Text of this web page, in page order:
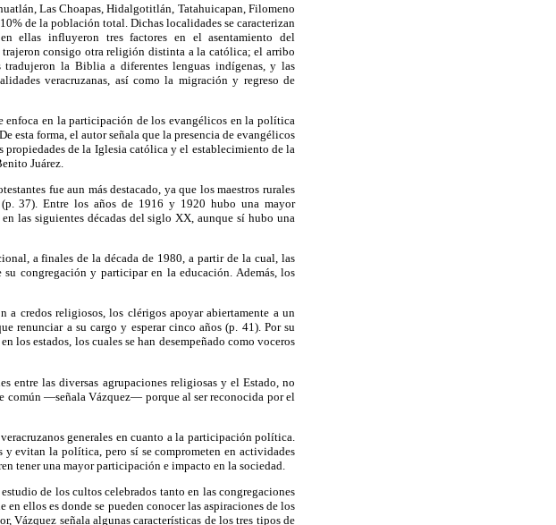
Las Choapas, Hidalgotitlán, Tatahuicapan, Filomeno
de la población total. Dichas localidades se caracterizan
ellas influyeron tres factores en el asentamiento del
consigo otra religión distinta a la católica; el arribo
la Biblia a diferentes lenguas indígenas, y las
veracruzanas, así como la migración y regreso de
enfoca en la participación de los evangélicos en la política
esta forma, el autor señala que la presencia de evangélicos
de la Iglesia católica y el establecimiento de la
Juárez.
fue aun más destacado, ya que los maestros rurales
37). Entre los años de 1916 y 1920 hubo una mayor
las siguientes décadas del siglo XX, aunque sí hubo una
a finales de la década de 1980, a partir de la cual, las
congregación y participar en la educación. Además, los
credos religiosos, los clérigos apoyar abiertamente a un
renunciar a su cargo y esperar cinco años (p. 41). Por su
los estados, los cuales se han desempeñado como voceros
entre las diversas agrupaciones religiosas y el Estado, no
común —señala Vázquez— porque al ser reconocida por el
generales en cuanto a la participación política.
evitan la política, pero sí se comprometen en actividades
tener una mayor participación e impacto en la sociedad.
de los cultos celebrados tanto en las congregaciones
ellos es donde se pueden conocer las aspiraciones de los
Vázquez señala algunas características de los tres tipos de